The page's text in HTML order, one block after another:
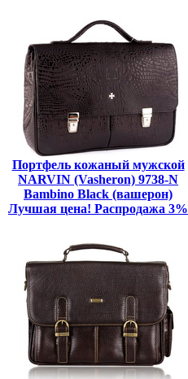
Портфель кожаный мужской
NARVIN (Vasheron) 9738-N
Bambino Black (вашерон)
Лучшая цена! Распродажа 3%